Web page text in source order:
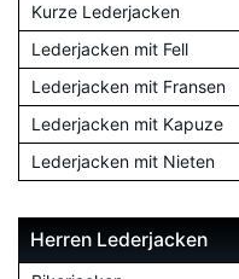
Kurze Lederjacken
Lederjacken mit Fell
Lederjacken mit Fransen
Lederjacken mit Kapuze
Lederjacken mit Nieten
Herren Lederjacken